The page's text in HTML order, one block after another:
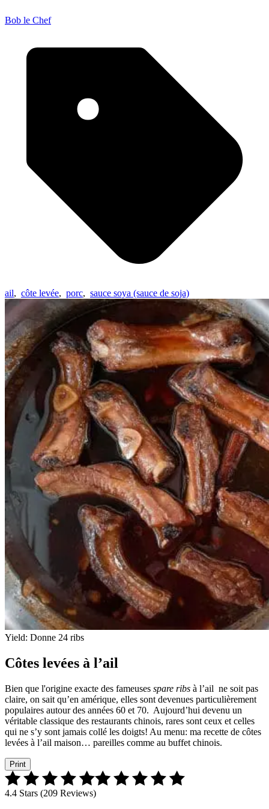
Bob le Chef
ail, côte levée, porc, sauce soya (sauce de soja)
Yield: Donne 24 ribs
Côtes levées à l’ail
Bien que l'origine exacte des fameuses spare ribs à l’ail ne soit pas
claire, on sait qu’en amérique, elles sont devenues particulièrement
populaires autour des années 60 et 70. Aujourd’hui devenu un
véritable classique des restaurants chinois, rares sont ceux et celles
qui ne s’y sont jamais collé les doigts! Au menu: ma recette de côtes
levées à l’ail maison… pareilles comme au buffet chinois.
Print
4.4 Stars (209 Reviews)